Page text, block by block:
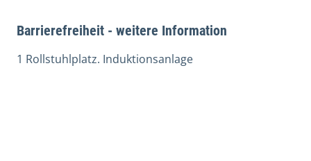
Barrierefreiheit - weitere Information
1 Rollstuhlplatz. Induktionsanlage